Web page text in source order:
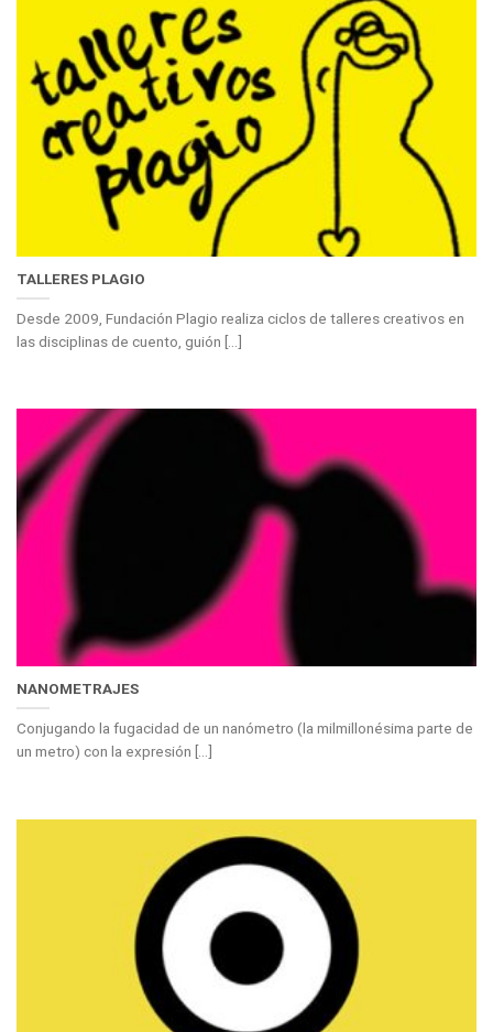
TALLERES PLAGIO
Desde 2009, Fundación Plagio realiza ciclos de talleres creativos en
las disciplinas de cuento, guión [...]
NANOMETRAJES
Conjugando la fugacidad de un nanómetro (la milmillonésima parte de
un metro) con la expresión [...]